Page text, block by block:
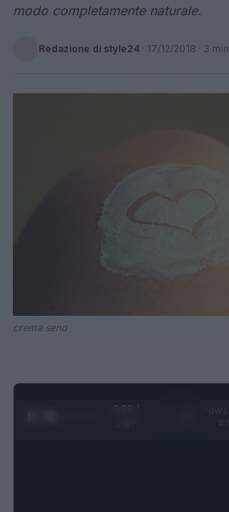
modo completamente naturale.
Redazione di style24 · 17/12/2018 · 3 min
crema seno
0:29 /